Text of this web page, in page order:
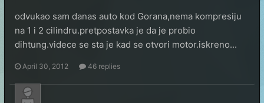
odvukao sam danas auto kod Gorana,nema kompresiju
na 1 i 2 cilindru.pretpostavka je da je probio
dihtung.videce se sta je kad se otvori motor.iskreno...
April 30, 2012 46 replies